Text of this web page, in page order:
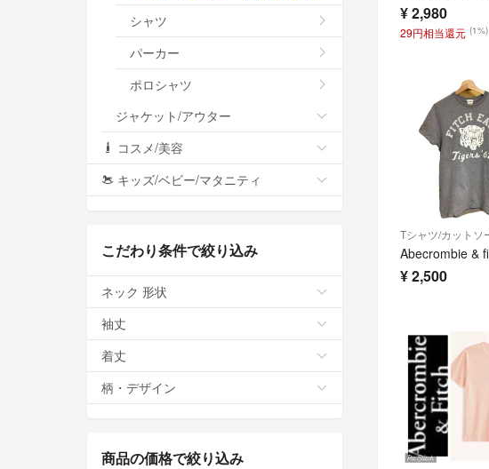
¥2,980
29円相当還元 (1%)
¥2,500
シャツ
パーカー
ポロシャツ
ジャケット/アウター
コスメ/美容
キッズ/ベビー/マタニティ
こだわり条件で絞り込み
ネック 形状
袖丈
着丈
柄・デザイン
商品の価格で絞り込み